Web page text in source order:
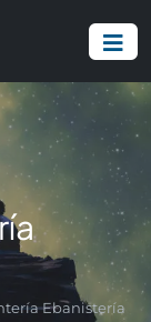
Ebanistería